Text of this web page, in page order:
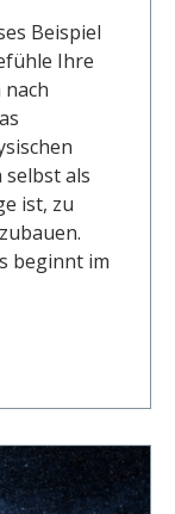
Beispiel
Ihre
selbst als
ist, zu
beginnt im